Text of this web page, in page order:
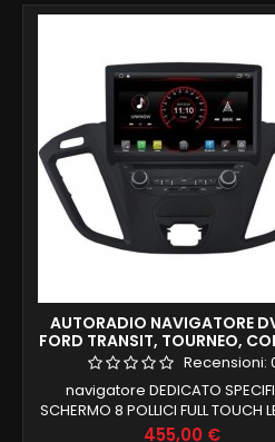
AUTORADIO NAVIGATORE
FORD TRANSIT, TOURNEO,
ANDROID 8.1 4G FULL HD
Recensioni:
navigatore DEDICATO
SCHERMO 8 POLLICI FULL TOUCH
CD DVD FORD TRANSIT,
Prezzo
455,00 €